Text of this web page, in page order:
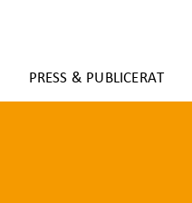
PRESS & PUBLICERAT